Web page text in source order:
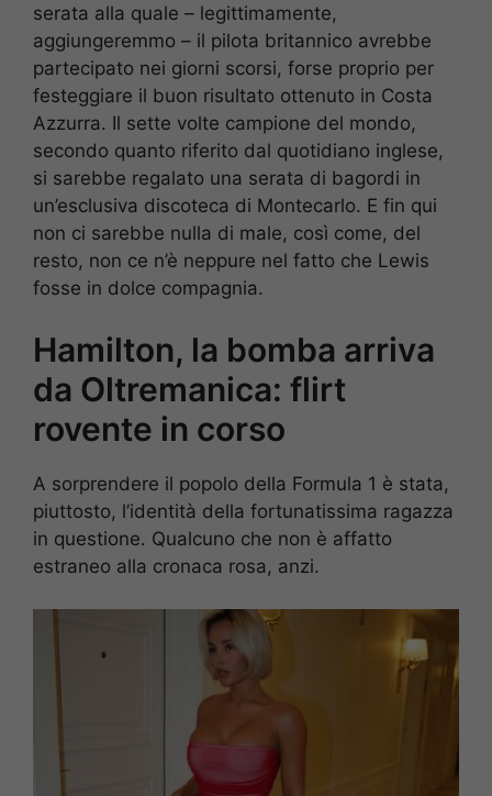
serata alla quale – legittimamente,
aggiungeremmo – il pilota britannico avrebbe
partecipato nei giorni scorsi, forse proprio per
festeggiare il buon risultato ottenuto in Costa
Azzurra. Il sette volte campione del mondo,
secondo quanto riferito dal quotidiano inglese,
si sarebbe regalato una serata di bagordi in
un’esclusiva discoteca di Montecarlo. E fin qui
non ci sarebbe nulla di male, così come, del
resto, non ce n’è neppure nel fatto che Lewis
fosse in dolce compagnia.
Hamilton, la bomba arriva
da Oltremanica: flirt
rovente in corso
A sorprendere il popolo della Formula 1 è stata,
piuttosto, l’identità della fortunatissima ragazza
in questione. Qualcuno che non è affatto
estraneo alla cronaca rosa, anzi.